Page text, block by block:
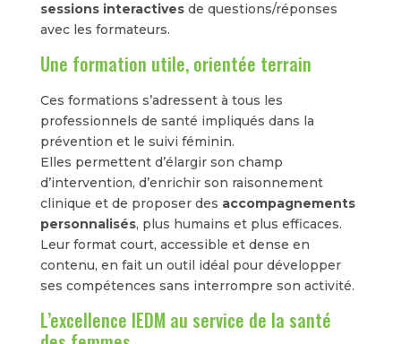
sessions interactivesde questions/réponses
avec les formateurs.
Une formation utile, orientée terrain
Ces formations s’adressent à tous les
professionnels de santé impliqués dans la
prévention et le suivi féminin.
Elles permettent d’élargir son champ
d’intervention, d’enrichir son raisonnement
clinique et de proposer des accompagnements
personnalisés, plus humains et plus efficaces.
Leur format court, accessible et dense en
contenu, en fait un outil idéal pour développer
ses compétences sans interrompre son activité.
L’excellence IEDM au service de la santé